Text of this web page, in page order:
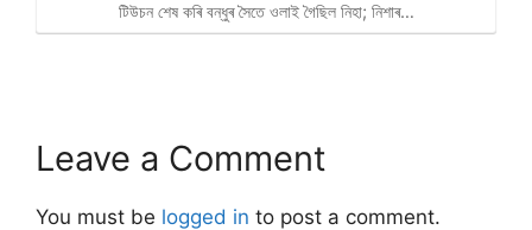
টিউচন শেষ কৰি বন্ধুৰ সৈতে ওলাই গৈছিল নিহা; নিশাৰ…
Leave a Comment
You must be logged in to post a comment.